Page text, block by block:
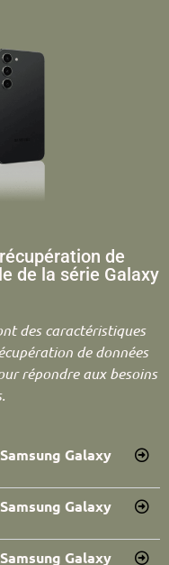
de
de la série Galaxy
des caractéristiques
de données
répondre aux besoins
Galaxy
Galaxy
Galaxy